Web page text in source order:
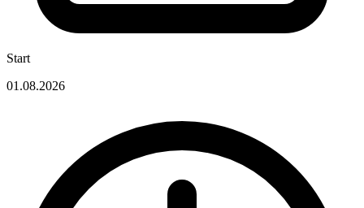
Start
01.08.2026